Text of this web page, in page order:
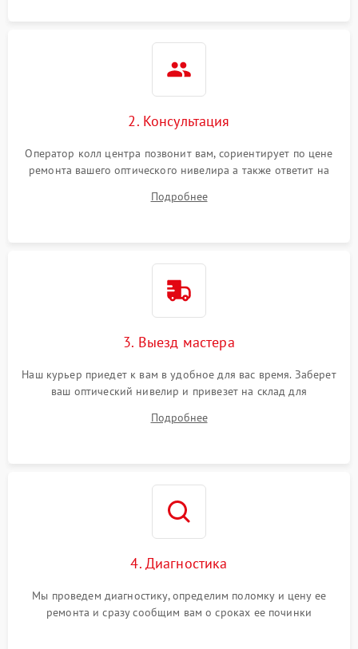
2. Консультация
Оператор колл центра позвонит вам, сориентирует по цене
ремонта вашего оптического нивелира а также ответит на
Подробнее
3. Выезд мастера
Наш курьер приедет к вам в удобное для вас время. Заберет
ваш оптический нивелир и привезет на склад для
Подробнее
4. Диагностика
Мы проведем диагностику, определим поломку и цену ее
ремонта и сразу сообщим вам о сроках ее починки